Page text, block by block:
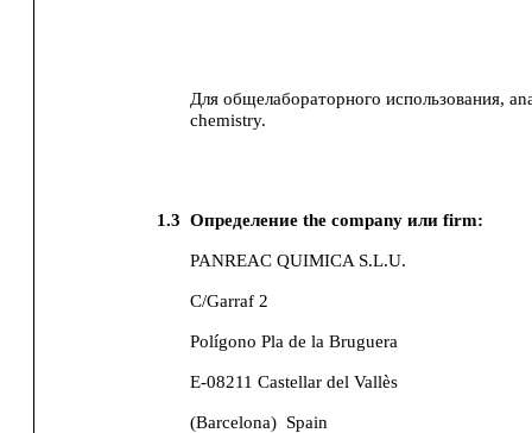
Для общелабораторного использования,
chemistry.
1.3 Определение the company или firm:
PANREAC QUIMICA S.L.U.
C/Garraf 2
Polígono Pla de la Bruguera
E-08211 Castellar del Vallès
(Barcelona) Spain